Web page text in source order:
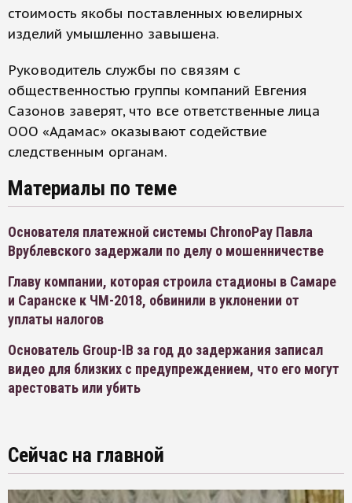
стоимость якобы поставленных ювелирных
изделий умышленно завышена.
Руководитель службы по связям с
общественностью группы компаний Евгения
Сазонов заверят, что все ответственные лица
ООО «Адамас» оказывают содействие
следственным органам.
Материалы по теме
Основателя платежной системы ChronoPay Павла
Врублевского задержали по делу о мошенничестве
Главу компании, которая строила стадионы в Самаре
и Саранске к ЧМ-2018, обвинили в уклонении от
уплаты налогов
Основатель Group-IB за год до задержания записал
видео для близких с предупреждением, что его могут
арестовать или убить
Сейчас на главной